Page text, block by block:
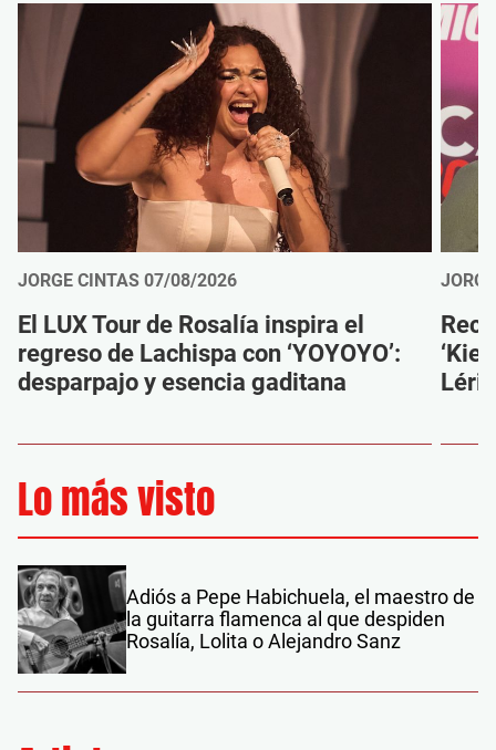
JORGE CINTAS 07/08/2026
El LUX Tour de Rosalía inspira el
regreso de Lachispa con ‘YOYOYO’:
desparpajo y esencia gaditana
Lo más visto
Adiós a Pepe Habichuela, el maestro de
la guitarra flamenca al que despiden
Rosalía, Lolita o Alejandro Sanz